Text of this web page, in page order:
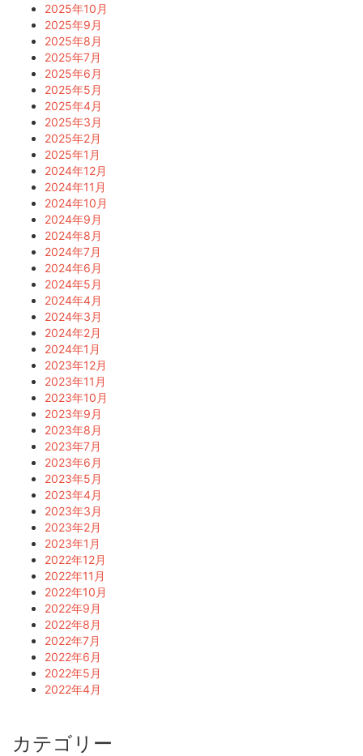
2025年10月
2025年9月
2025年8月
2025年7月
2025年6月
2025年5月
2025年4月
2025年3月
2025年2月
2025年1月
2024年12月
2024年11月
2024年10月
2024年9月
2024年8月
2024年7月
2024年6月
2024年5月
2024年4月
2024年3月
2024年2月
2024年1月
2023年12月
2023年11月
2023年10月
2023年9月
2023年8月
2023年7月
2023年6月
2023年5月
2023年4月
2023年3月
2023年2月
2023年1月
2022年12月
2022年11月
2022年10月
2022年9月
2022年8月
2022年7月
2022年6月
2022年5月
2022年4月
カテゴリー